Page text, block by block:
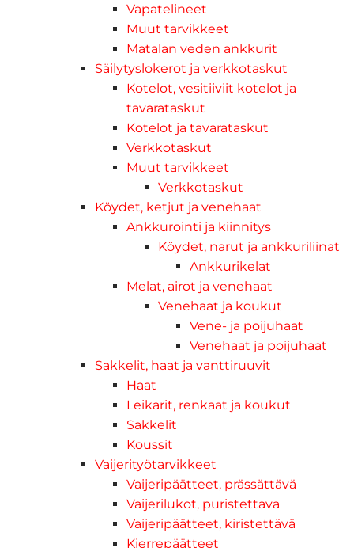
Vapatelineet
Muut tarvikkeet
Matalan veden ankkurit
Säilytyslokerot ja verkkotaskut
Kotelot, vesitiiviit kotelot ja
tavarataskut
Kotelot ja tavarataskut
Verkkotaskut
Muut tarvikkeet
Verkkotaskut
Köydet, ketjut ja venehaat
Ankkurointi ja kiinnitys
Köydet, narut ja ankkuriliinat
Ankkurikelat
Melat, airot ja venehaat
Venehaat ja koukut
Vene- ja poijuhaat
Venehaat ja poijuhaat
Sakkelit, haat ja vanttiruuvit
Haat
Leikarit, renkaat ja koukut
Sakkelit
Koussit
Vaijerityötarvikkeet
Vaijeripäätteet, prässättävä
Vaijerilukot, puristettava
Vaijeripäätteet, kiristettävä
Kierrepäätteet